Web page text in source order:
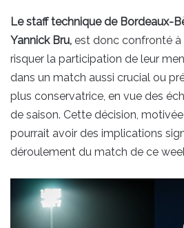
Le staff technique de Bordeaux-
Yannick Bru, est donc confronté à
risquer la participation de leur
dans un match aussi crucial ou
plus conservatrice, en vue des
de saison. Cette décision,
pourrait avoir des implications
déroulement du match de ce